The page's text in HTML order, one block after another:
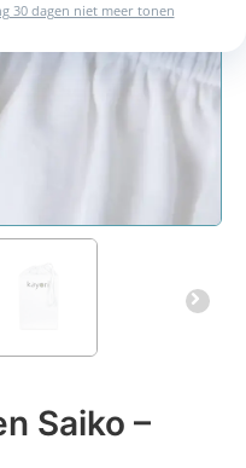
30 dagen niet meer tonen
Saiko –